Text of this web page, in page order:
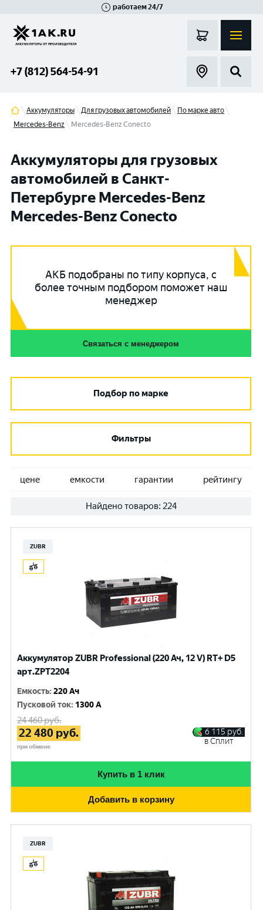
работаем 24/7
+7 (812) 564-54-91
Аккумуляторы Для грузовых автомобилей
По марке авто
Mercedes-Benz
Mercedes-Benz Conecto
Аккумуляторы для грузовых
автомобилей в Санкт-
Петербурге Mercedes-Benz
Mercedes-Benz Conecto
АКБ подобраны по типу корпуса, с
более точным подбором поможет наш
менеджер
Связаться с менеджером
Подбор по марке
Фильтры
цене емкости гарантии рейтингу
Найдено товаров: 224
ZUBR
Аккумулятор ZUBR Professional (220 Ач, 12 V) RT+ D5
арт.ZPT2204
Емкость:220 Ач
Пусковой ток: 1300 A
24 460руб.
22 480 руб.
при обмене
6 115 руб.
в Сплит
Купить в 1 клик
Добавить в корзину
ZUBR
Гатчина